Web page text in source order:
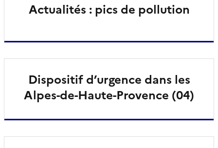
Actualités : pics de pollution
Dispositif d’urgence dans les
Alpes-de-Haute-Provence (04)